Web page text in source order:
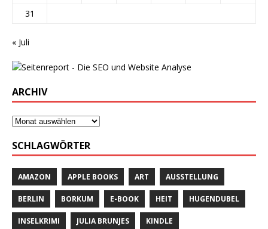
31
« Juli
ARCHIV
SCHLAGWÖRTER
AMAZON APPLE BOOKS ART AUSSTELLUNG
BERLIN BORKUM E-BOOK HEIT HUGENDUBEL
INSELKRIMI JULIA BRUNJES KINDLE